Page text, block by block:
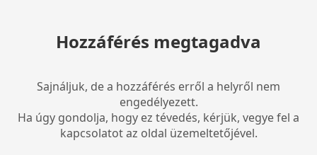
Hozzáférés megtagadva
Sajnáljuk, de a hozzáférés erről a helyről nem
engedélyezett.
Ha úgy gondolja, hogy ez tévedés, kérjük, vegye fel a
kapcsolatot az oldal üzemeltetőjével.